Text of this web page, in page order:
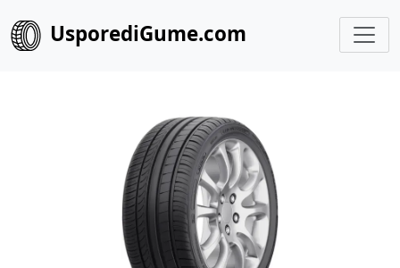
UsporediGume.com